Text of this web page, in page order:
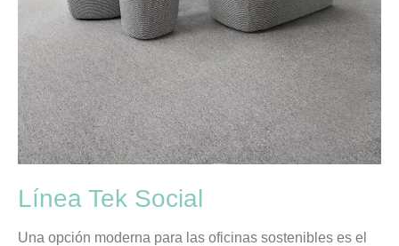
Línea Tek Social
Una opción moderna para las oficinas sostenibles es el